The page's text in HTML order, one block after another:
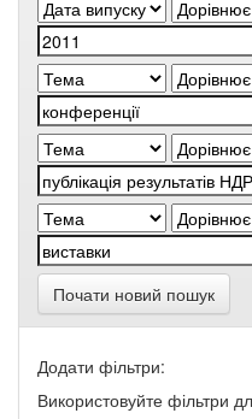
Почати новий пошук
Додати фільтри:
Використовуйте фільтри